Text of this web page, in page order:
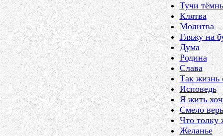
Тучи
Клятва
Молитва
Гляжу на
Дума
Родина
Слава
Так жизнь
Исповедь
Я жить
Смело
Что толку
Желанье